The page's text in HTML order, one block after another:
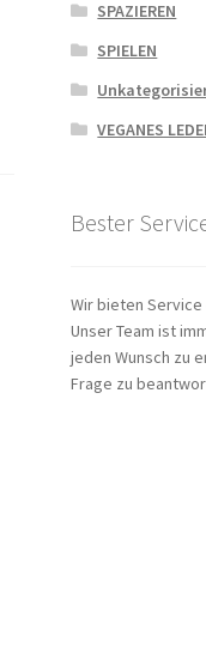
SPAZIEREN
SPIELEN
VEGANES
Bester
Wir bieten
Unser Team ist
jeden Wunsch zu
Frage zu